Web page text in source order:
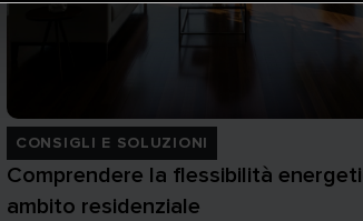
CONSIGLI E SOLUZIONI
Comprendere la flessibilità
ambito residenziale